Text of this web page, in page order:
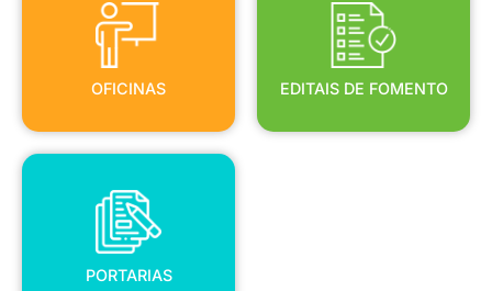
OFICINAS
OFICINAS
EDITAIS DE FOMENTO
EDITAIS DE FOMENTO
PORTARIAS
PORTARIAS